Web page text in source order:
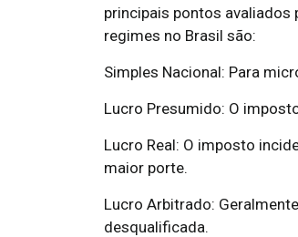
principais pontos avaliados
regimes no Brasil são:
Simples Nacional: Para
Lucro Presumido: O
Lucro Real: O imposto
maior porte.
Lucro Arbitrado:
desqualificada.